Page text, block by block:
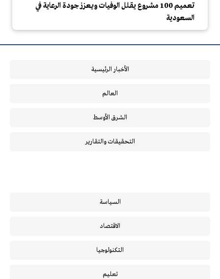
تعميم 100 مشروع يقلل الوفيات ويعزز جودة الرعاية في
السعودية
الأخبار الرئيسية
العالم
الشرق الأوسط
التحقيقات والتقارير
السياسة
الاقتصاد
التكنولوجيا
تعليم